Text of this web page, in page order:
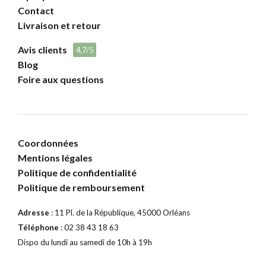
Contact
Livraison et retour
Avis clients 4,7/5
Blog
Foire aux questions
Coordonnées
Mentions légales
Politique de confidentialité
Politique de remboursement
Adresse : 11 Pl. de la République, 45000 Orléans
Téléphone : 02 38 43 18 63
Dispo du lundi au samedi de 10h à 19h